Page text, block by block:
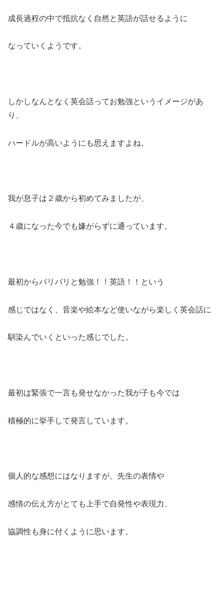
成長過程の中で抵抗なく自然と英語が話せるように
なっていくようです。
しかしなんとなく英会話ってお勉強というイメージがあ
り、
ハードルが高いようにも思えますよね。
我が息子は２歳から初めてみましたが、
４歳になった今でも嫌がらずに通っています。
最初からバリバリと勉強！！英語！！という
感じではなく、音楽や絵本など使いながら楽しく英会話に
馴染んでいくといった感じでした。
最初は緊張で一言も発せなかった我が子も今では
積極的に挙手して発言しています。
個人的な感想にはなりますが、先生の表情や
感情の伝え方がとても上手で自発性や表現力、
協調性も身に付くように思います。